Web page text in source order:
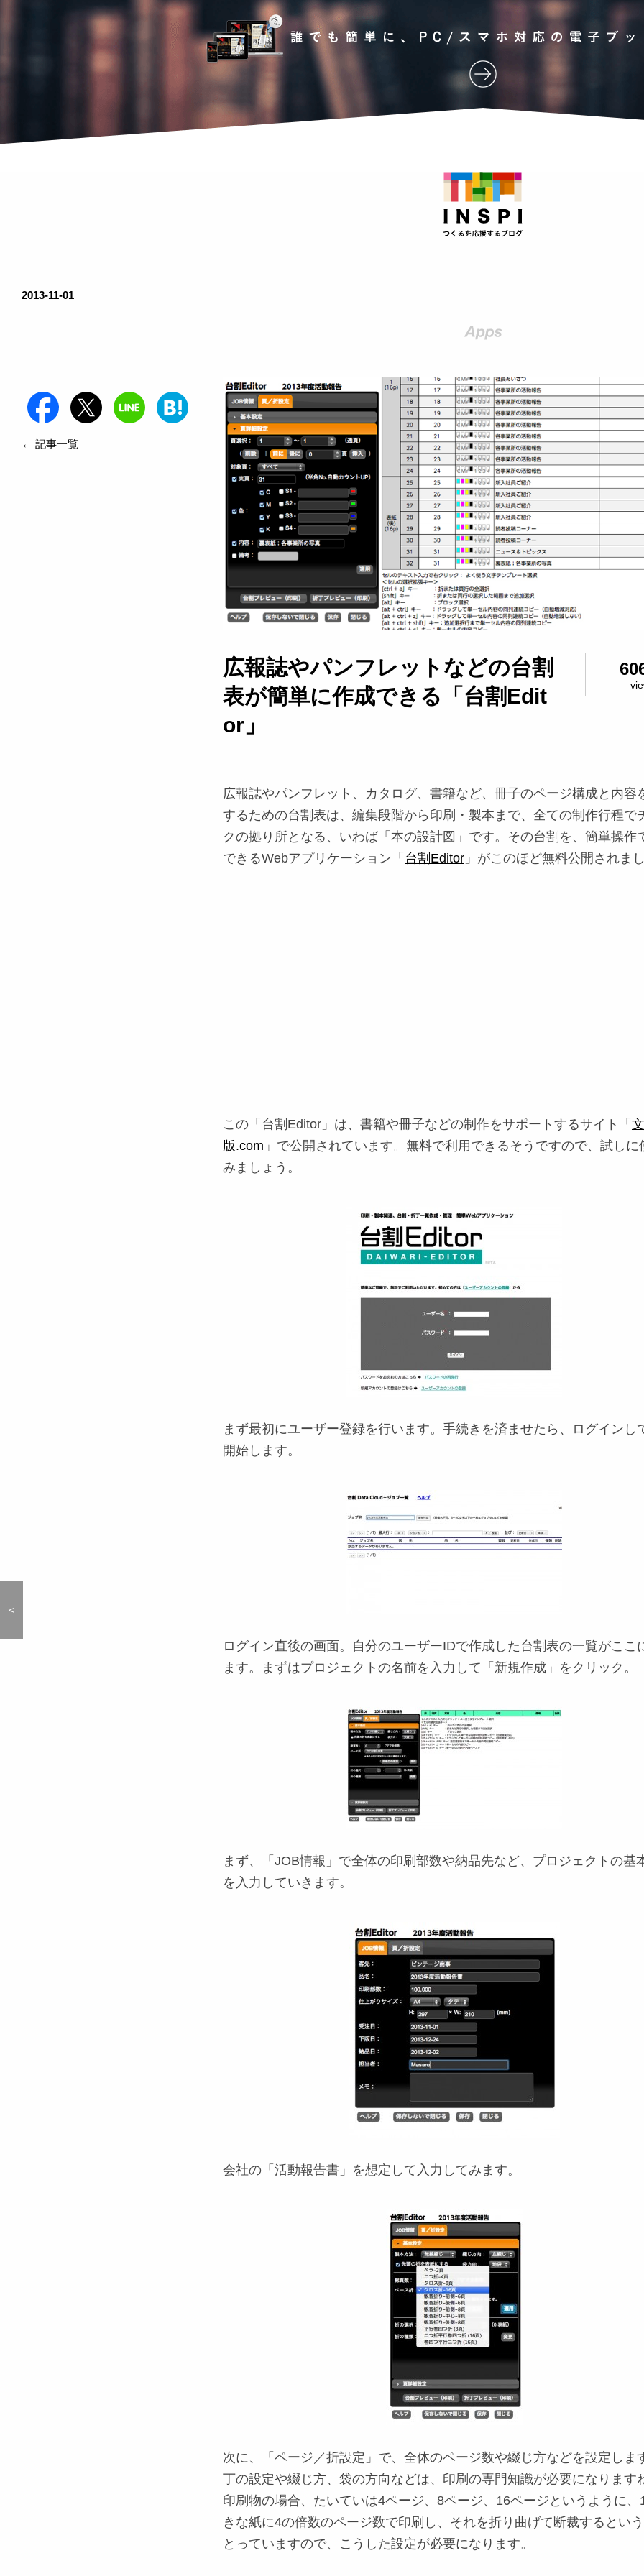
＜
2013-11-01
広報誌やパンフレットなどの台割
表が簡単に作成できる「台割Edit
or」
広報誌やパンフレット、カタログ、書籍など、冊子のページ構成と内容
するための台割表は、編集段階から印刷・製本まで、全ての制作行程で
クの拠り所となる、いわば「本の設計図」です。その台割を、簡単操作
できるWebアプリケーション「 台割Editor 」がこのほど無料公開されまし
この「台割Editor」は、書籍や冊子などの制作をサポートするサイト「
版.com 」で公開されています。無料で利用できるそうですので、試しに
みましょう。
まず最初にユーザー登録を行います。手続きを済ませたら、ログインし
開始します。
ログイン直後の画面。自分のユーザーIDで作成した台割表の一覧がここ
ます。まずはプロジェクトの名前を入力して「新規作成」をクリック。
まず、「JOB情報」で全体の印刷部数や納品先など、プロジェクトの基
を入力していきます。
会社の「活動報告書」を想定して入力してみます。
次に、「ページ／折設定」で、全体のページ数や綴じ方などを設定しま
丁の設定や綴じ方、袋の方向などは、印刷の専門知識が必要になります
印刷物の場合、たいていは4ページ、8ページ、16ページというように、
きな紙に4の倍数のページ数で印刷し、それを折り曲げて断裁するとい
とっていますので、こうした設定が必要になります。
← 記事一覧
＜